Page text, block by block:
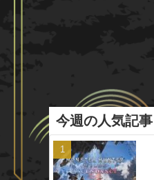
今週の人気記事